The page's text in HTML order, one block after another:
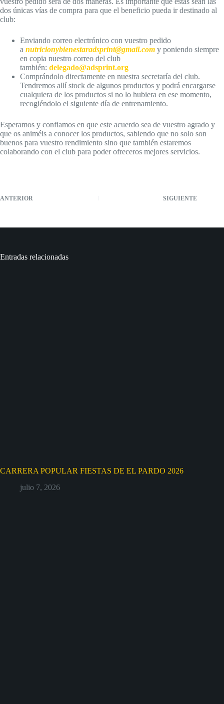
dos únicas vías de compra para que el beneficio pueda ir destinado al
club:
Enviando correo electrónico con vuestro pedido
a nutricionybienestaradsprint@gmail.com y poniendo siempre
en copia nuestro correo del club
también: delegado@adsprint.org
Comprándolo directamente en nuestra secretaría del club.
Tendremos allí stock de algunos productos y podrá encargarse
cualquiera de los productos si no lo hubiera en ese momento,
recogiéndolo el siguiente día de entrenamiento.
Esperamos y confiamos en que este acuerdo sea de vuestro agrado y
que os animéis a conocer los productos, sabiendo que no solo son
buenos para vuestro rendimiento sino que también estaremos
colaborando con el club para poder ofreceros mejores servicios.
ANTERIOR SIGUIENTE
Entradas relacionadas
CARRERA POPULAR FIESTAS DE EL PARDO 2026
julio 7, 2026